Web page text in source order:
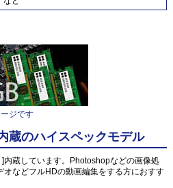
ジです
蔵のハイスペックモデル
内蔵しています。Photoshopなどの画像処
などフルHDの動画編集をする方におすす